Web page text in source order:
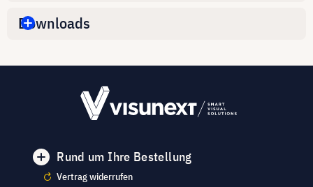
Downloads
Rund um Ihre Bestellung
Vertrag widerrufen